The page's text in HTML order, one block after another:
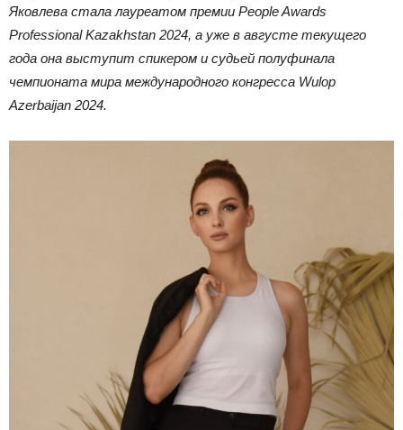
Яковлева стала лауреатом премии People Awards
Professional Kazakhstan 2024, а уже в августе текущего
года она выступит спикером и судьей полуфинала
чемпионата мира международного конгресса Wulop
Azerbaijan 2024.